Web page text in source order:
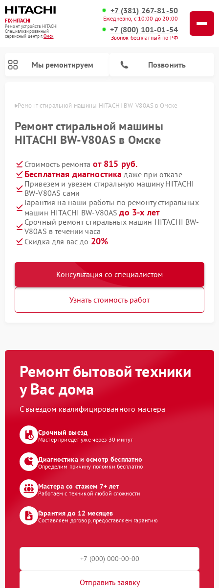
FIX-HITACHI
Ремонт устройств HITACHI
Специализированный
cервисный центр г.Омск
+7 (381) 267-81-50
Ежедневно, с 10:00 до 20:00
+7 (800) 101-01-54
Звонок бесплатный по РФ
Мы ремонтируем Позвонить
Ремонт стиральной машины HITACHI BW-V80AS в Омске
Ремонт стиральной машины
HITACHI BW-V80AS в Омске
Стоимость ремонта от 815 руб.
Бесплатная диагностика даже при отказе
Привезем и увезем стиральную машину HITACHI
BW-V80AS сами
Гарантия на наши работы по ремонту стиральных
машин HITACHI BW-V80ASдо 3-х лет
Срочный ремонт стиральных машин HITACHI BW-
V80AS в течении часа
Скидка для вас до 20%
Консультация со специалистом
Узнать стоимость работ
Ремонт бытовой техники
у Вас дома
С выездом квалифицированного мастера
Срочный выезд
Мастер приедет уже через 30 минут
Диагностика и осмотр бесплатно
Определим причину поломки бесплатно
Мастера со стажем 7+ лет
Работаем с техникой любой сложности
Гарантия до 12 месяцев
Составляем договор, предоставляем гарантию
Отправить заявку